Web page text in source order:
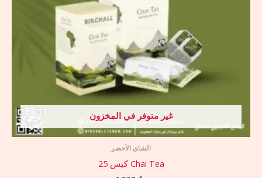
غير متوفر في المخزون
الشاي الأخضر
Chai Tea كيس 25